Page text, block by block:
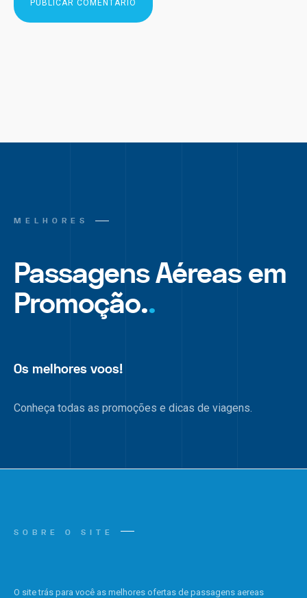
MELHORES
Passagens Aéreas em
Promoção..
Os melhores voos!
Conheça todas as promoções e dicas de viagens.
SOBRE O SITE
O site trás para você as melhores ofertas de passagens aereas